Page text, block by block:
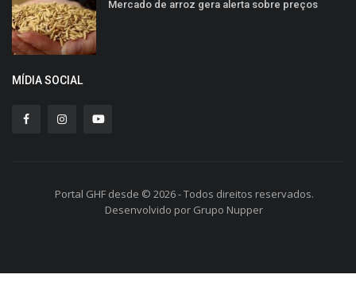
Mercado de arroz gera alerta sobre preços
MÍDIA SOCIAL
Portal GHF desde © 2026 - Todos direitos reservados.
Desenvolvido por Grupo Nupper